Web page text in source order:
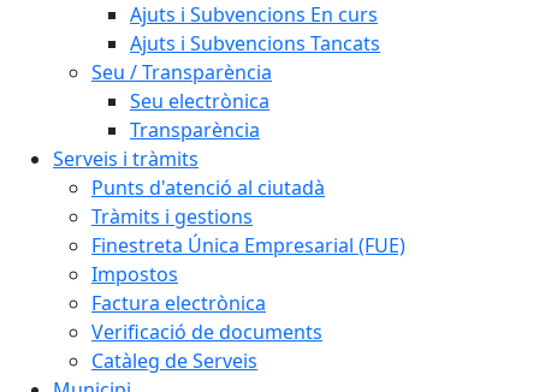
Ajuts i Subvencions En curs
Ajuts i Subvencions Tancats
Seu / Transparència
Seu electrònica
Transparència
Serveis i tràmits
Punts d'atenció al ciutadà
Tràmits i gestions
Finestreta Única Empresarial (FUE)
Impostos
Factura electrònica
Verificació de documents
Catàleg de Serveis